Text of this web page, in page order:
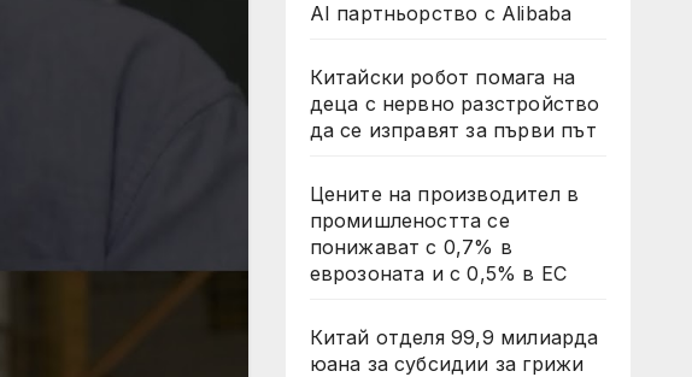
AI партньорство с Alibaba
Китайски робот помага на
деца с нервно разстройство
да се изправят за първи път
Цените на производител в
промишлеността се
понижават с 0,7% в
еврозоната и с 0,5% в ЕС
Китай отделя 99,9 милиарда
юана за субсидии за грижи